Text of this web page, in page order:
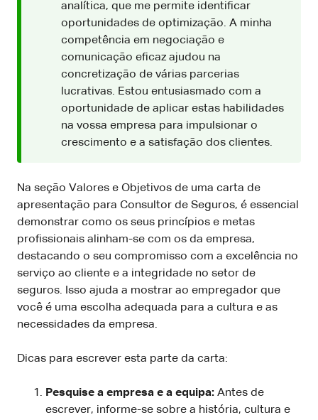
analítica, que me permite identificar
oportunidades de optimização. A minha
competência em negociação e
comunicação eficaz ajudou na
concretização de várias parcerias
lucrativas. Estou entusiasmado com a
oportunidade de aplicar estas habilidades
na vossa empresa para impulsionar o
crescimento e a satisfação dos clientes.
Na seção Valores e Objetivos de uma carta de
apresentação para Consultor de Seguros, é essencial
demonstrar como os seus princípios e metas
profissionais alinham-se com os da empresa,
destacando o seu compromisso com a excelência no
serviço ao cliente e a integridade no setor de
seguros. Isso ajuda a mostrar ao empregador que
você é uma escolha adequada para a cultura e as
necessidades da empresa.
Dicas para escrever esta parte da carta:
Pesquise a empresa e a equipa: Antes de
escrever, informe-se sobre a história, cultura e